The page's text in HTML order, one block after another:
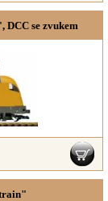
se zvukem